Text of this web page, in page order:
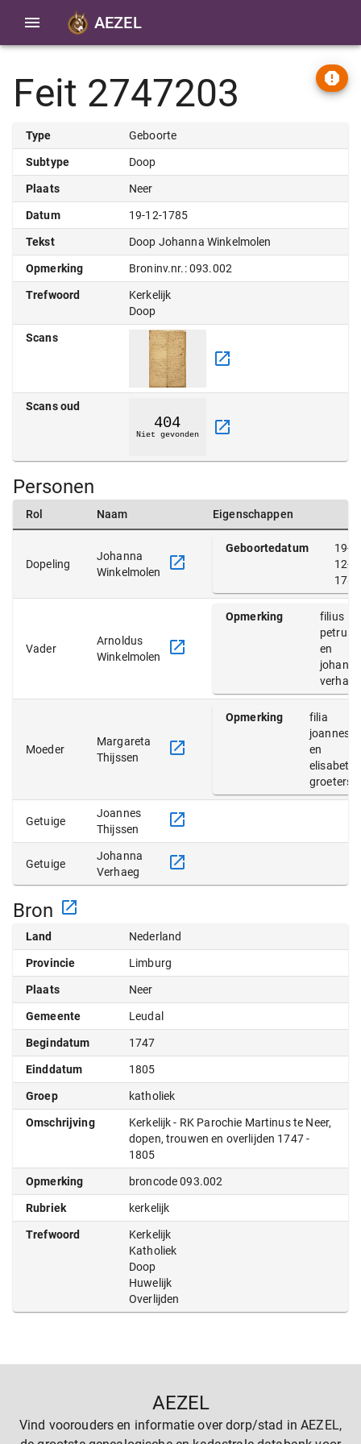
AEZEL
Feit 2747203
Type Geboorte
Subtype Doop
Plaats Neer
Datum 19-12-1785
Tekst Doop Johanna Winkelmolen
Opmerking Broninv.nr.: 093.002
Trefwoord
Kerkelijk
Doop
Scans
Scans oud
Personen
Rol Naam Eigenschappen
Dopeling
Johanna
Winkelmolen
Geboortedatum
19-
12-
1785
Vader
Arnoldus
Winkelmolen
Opmerking
filius
petrus
en
verhaeg
Moeder
Margareta
Thijssen
Opmerking
filia
joannes
en
groeters
Getuige
Joannes
Thijssen
Getuige
Johanna
Verhaeg
Bron
Land Nederland
Provincie Limburg
Plaats Neer
Gemeente Leudal
Begindatum 1747
Einddatum 1805
Groep katholiek
Omschrijving
Kerkelijk - RK Parochie Martinus te Neer,
dopen, trouwen en overlijden 1747 -
1805
Opmerking broncode 093.002
Rubriek kerkelijk
Trefwoord
Kerkelijk
Katholiek
Doop
Huwelijk
Overlijden
AEZEL
Vind voorouders en informatie over dorp/stad in AEZEL,